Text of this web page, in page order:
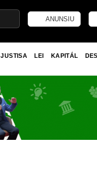
ANUNSIU
JUSTISA LEI KAPITÁL